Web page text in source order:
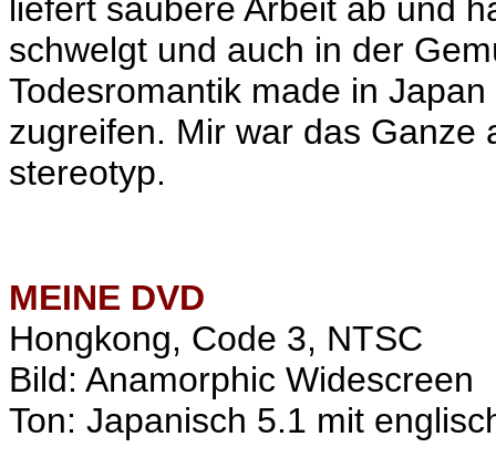
liefert saubere Arbeit ab und
schwelgt und auch in der
Todesromantik made in
zugreifen. Mir war das Ganze
stereotyp.
MEINE DVD
Hongkong, Code 3, NTSC
Bild: Anamorphic Widescreen
Ton: Japanisch 5.1 mit